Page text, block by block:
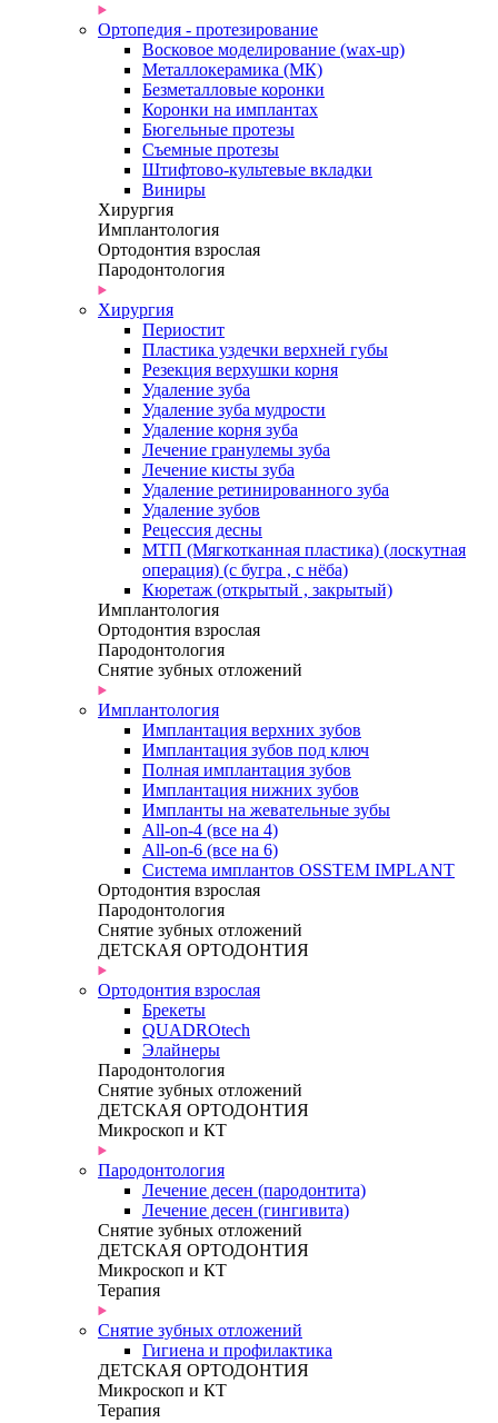
Ортопедия - протезирование
Восковое моделирование (wax-up)
Металлокерамика (МК)
Безметалловые коронки
Коронки на имплантах
Бюгельные протезы
Съемные протезы
Штифтово-культевые вкладки
Виниры
Хирургия
Имплантология
Ортодонтия взрослая
Пародонтология
Хирургия
Периостит
Пластика уздечки верхней губы
Резекция верхушки корня
Удаление зуба
Удаление зуба мудрости
Удаление корня зуба
Лечение гранулемы зуба
Лечение кисты зуба
Удаление ретинированного зуба
Удаление зубов
Рецессия десны
МТП (Мягкотканная пластика) (лоскутная
операция) (с бугра , с нёба)
Кюретаж (открытый , закрытый)
Имплантология
Ортодонтия взрослая
Пародонтология
Снятие зубных отложений
Имплантология
Имплантация верхних зубов
Имплантация зубов под ключ
Полная имплантация зубов
Имплантация нижних зубов
Импланты на жевательные зубы
All-on-4 (все на 4)
All-on-6 (все на 6)
Система имплантов OSSTEM IMPLANT
Ортодонтия взрослая
Пародонтология
Снятие зубных отложений
ДЕТСКАЯ ОРТОДОНТИЯ
Ортодонтия взрослая
Брекеты
QUADROtech
Элайнеры
Пародонтология
Снятие зубных отложений
ДЕТСКАЯ ОРТОДОНТИЯ
Микроскоп и КТ
Пародонтология
Лечение десен (пародонтита)
Лечение десен (гингивита)
Снятие зубных отложений
ДЕТСКАЯ ОРТОДОНТИЯ
Микроскоп и КТ
Терапия
Снятие зубных отложений
Гигиена и профилактика
ДЕТСКАЯ ОРТОДОНТИЯ
Микроскоп и КТ
Терапия